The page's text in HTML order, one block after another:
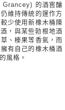
Grancey) 的酒窖釀
維持傳統的運作方
少使用新橡木桶陳
，與某些勃根地酒
、榛果等香氣，而
有自己的橡木桶酒
風格。